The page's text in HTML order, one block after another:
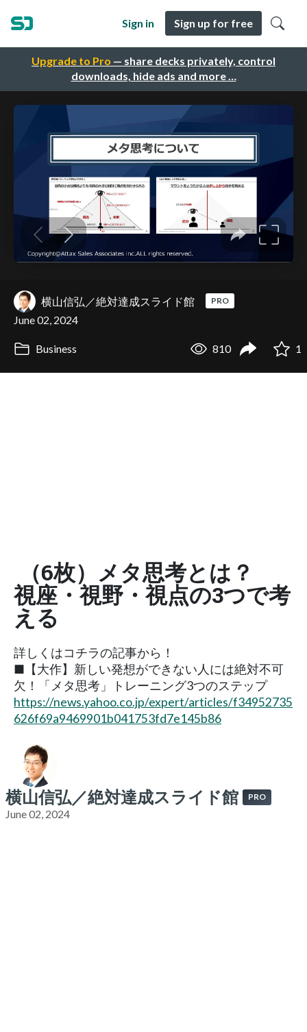
Upgrade to Pro — share decks privately, control
downloads, hide ads and more …
Sign in Sign up for free
横山信弘／絶対達成スライド館 PRO
June 02, 2024
Business 810 1
（6枚）メタ思考とは？
視座・視野・視点の3つで考
える
詳しくはコチラの記事から！
■【大作】新しい発想ができない人には絶対不可
欠！「メタ思考」トレーニング3つのステップ
https://news.yahoo.co.jp/expert/articles/f34952735
626f69a9469901b041753fd7e145b86
横山信弘／絶対達成スライド館 PRO
June 02, 2024